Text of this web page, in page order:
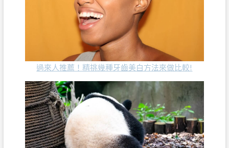
過來人推薦！精挑幾種牙齒美白方法來做比較!